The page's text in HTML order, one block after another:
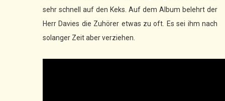
sehr schnell auf den Keks. Auf dem Album belehrt der
Herr Davies die Zuhörer etwas zu oft. Es sei ihm nach
solanger Zeit aber verziehen.